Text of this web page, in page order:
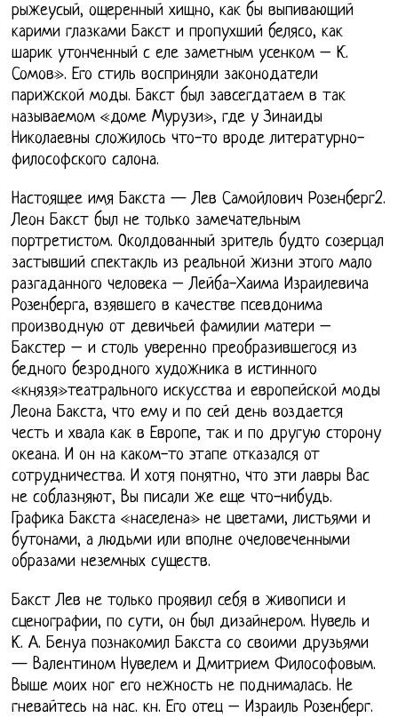
рыжеусый, ощеренный хищно, как бы выпивающий
карими глазками Бакст и пропухший белясо, как
шарик утонченный с еле заметным усенком – К.
Сомов». Его стиль восприняли законодатели
парижской моды. Бакст был завсегдатаем в так
называемом «доме Мурузи», где у Зинаиды
Николаевны сложилось что-то вроде литературно-
философского салона.
Настоящее имя Бакста — Лев Самойлович Розенберг2.
Леон Бакст был не только замечательным
портретистом. Околдованный зритель будто созерцал
застывший спектакль из реальной жизни этого мало
разгаданного человека – Лейба-Хаима Израилевича
Розенберга, взявшего в качестве псевдонима
производную от девичьей фамилии матери –
Бакстер – и столь уверенно преобразившегося из
бедного безродного художника в истинного
«князя»театрального искусства и европейской моды
Леона Бакста, что ему и по сей день воздается
честь и хвала как в Европе, так и по другую сторону
океана. И он на каком-то этапе отказался от
сотрудничества. И хотя понятно, что эти лавры Вас
не соблазняют, Вы писали же еще что-нибудь.
Графика Бакста «населена» не цветами, листьями и
бутонами, а людьми или вполне очеловеченными
образами неземных существ.
Бакст Лев не только проявил себя в живописи и
сценографии, по сути, он был дизайнером. Нувель и
К. А. Бенуа познакомил Бакста со своими друзьями
— Валентином Нувелем и Дмитрием Философовым.
Выше моих ног его нежность не поднималась. Не
гневайтесь на нас. кн. Его отец – Израиль Розенберг.